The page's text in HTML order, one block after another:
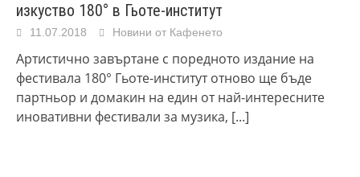
изкуство 180° в Гьоте-институт
11.07.2018 Новини от Кафенето
Артистично завъртане с поредното издание на
фестивала 180° Гьоте-институт отново ще бъде
партньор и домакин на един от най-интересните
иновативни фестивали за музика, [...]